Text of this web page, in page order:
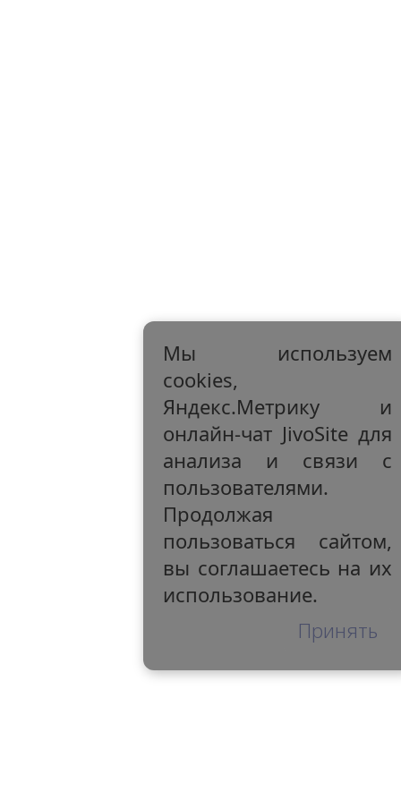
Мы используем
cookies,
Яндекс.Метрику и
онлайн-чат JivoSite для
анализа и связи с
пользователями.
Продолжая
пользоваться сайтом,
вы соглашаетесь на их
использование.
Принять